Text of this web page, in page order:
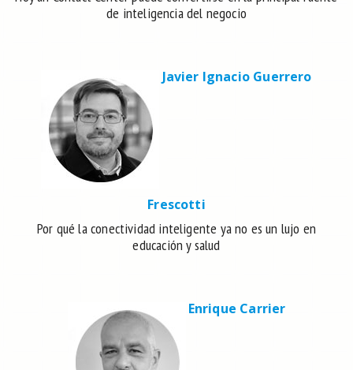
de inteligencia del negocio
Javier Ignacio Guerrero
Frescotti
Por qué la conectividad inteligente ya no es un lujo en
educación y salud
Enrique Carrier